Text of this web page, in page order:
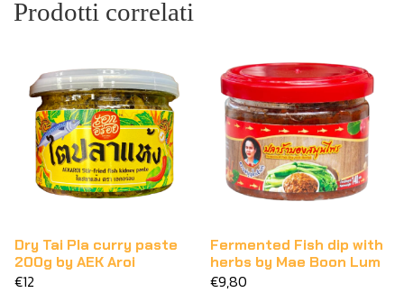
Prodotti correlati
Dry Tai Pla curry paste
200g by AEK Aroi
€12
Fermented Fish dip with
herbs by Mae Boon Lum
€9,80